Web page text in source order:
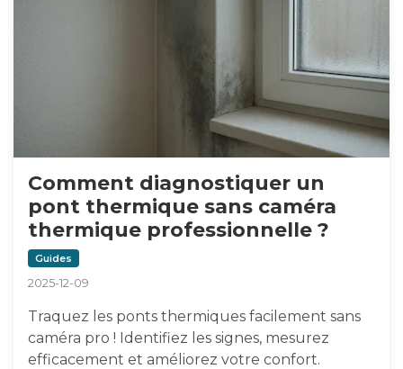
Comment diagnostiquer un
pont thermique sans caméra
thermique professionnelle ?
Guides
2025-12-09
Traquez les ponts thermiques facilement sans
caméra pro ! Identifiez les signes, mesurez
efficacement et améliorez votre confort.